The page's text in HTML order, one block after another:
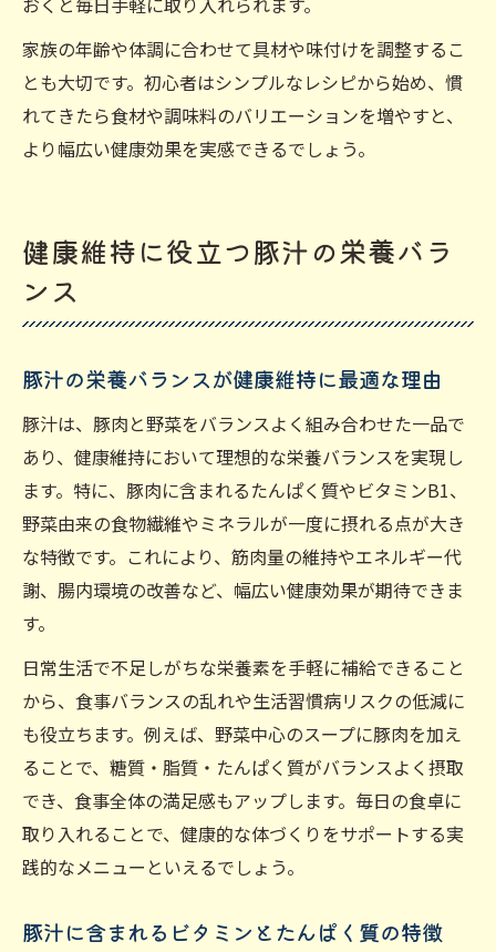
家族の年齢や体調に合わせて具材や味付けを調整するこ
とも大切です。初心者はシンプルなレシピから始め、慣
れてきたら食材や調味料のバリエーションを増やすと、
より幅広い健康効果を実感できるでしょう。
健康維持に役立つ豚汁の栄養バラ
ンス
豚汁の栄養バランスが健康維持に最適な理由
豚汁は、豚肉と野菜をバランスよく組み合わせた一品で
あり、健康維持において理想的な栄養バランスを実現し
ます。特に、豚肉に含まれるたんぱく質やビタミンB1、
野菜由来の食物繊維やミネラルが一度に摂れる点が大き
な特徴です。これにより、筋肉量の維持やエネルギー代
謝、腸内環境の改善など、幅広い健康効果が期待できま
す。
日常生活で不足しがちな栄養素を手軽に補給できること
から、食事バランスの乱れや生活習慣病リスクの低減に
も役立ちます。例えば、野菜中心のスープに豚肉を加え
ることで、糖質・脂質・たんぱく質がバランスよく摂取
でき、食事全体の満足感もアップします。毎日の食卓に
取り入れることで、健康的な体づくりをサポートする実
践的なメニューといえるでしょう。
豚汁に含まれるビタミンとたんぱく質の特徴